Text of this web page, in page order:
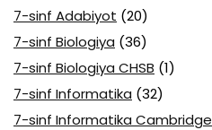
7-sinf Adabiyot (20)
7-sinf Biologiya (36)
7-sinf Biologiya CHSB (1)
7-sinf Informatika (32)
7-sinf Informatika Cambridge